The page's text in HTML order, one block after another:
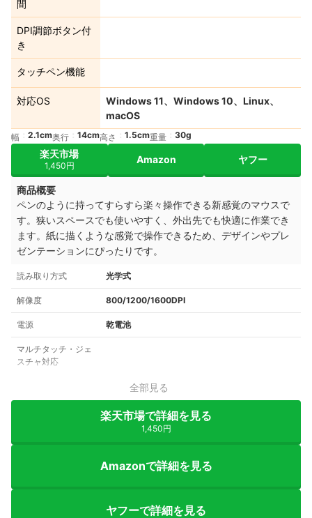
間
DPI調節ボタン付
き
タッチペン機能
対応OS
Windows 11、Windows 10、Linux、
macOS
幅 2.1cm奥行 14cm高さ 1.5cm重量 30g
楽天市場
1,450円
Amazon ヤフー
商品概要
ペンのように持ってすらすら楽々操作できる新感覚のマウスで
す。狭いスペースでも使いやすく、外出先でも快適に作業でき
ます。紙に描くような感覚で操作できるため、デザインやプレ
ゼンテーションにぴったりです。
読み取り方式 光学式
解像度 800/1200/1600DPI
電源 乾電池
マルチタッチ・ジェ
スチャ対応
全部見る
楽天市場で詳細を見る
1,450円
Amazonで詳細を見る
ヤフーで詳細を見る